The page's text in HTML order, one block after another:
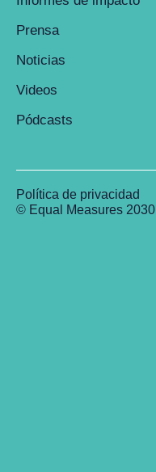
Prensa
Noticias
Videos
Pódcasts
© Equal Measures 2030
Política de privacidad